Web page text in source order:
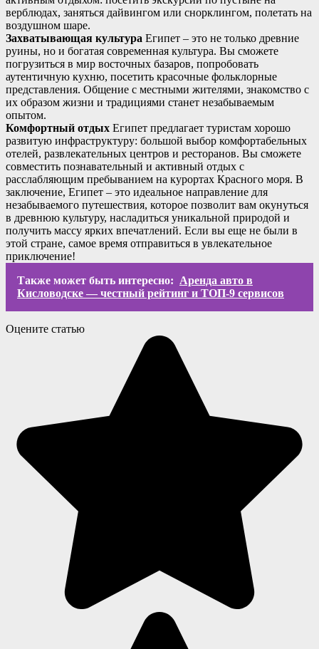
верблюдах, заняться дайвингом или снорклингом, полетать на
воздушном шаре.
Захватывающая культура Египет – это не только древние
руины, но и богатая современная культура. Вы сможете
погрузиться в мир восточных базаров, попробовать
аутентичную кухню, посетить красочные фольклорные
представления. Общение с местными жителями, знакомство с
их образом жизни и традициями станет незабываемым
опытом.
Комфортный отдых Египет предлагает туристам хорошо
развитую инфраструктуру: большой выбор комфортабельных
отелей, развлекательных центров и ресторанов. Вы сможете
совместить познавательный и активный отдых с
расслабляющим пребыванием на курортах Красного моря. В
заключение, Египет – это идеальное направление для
незабываемого путешествия, которое позволит вам окунуться
в древнюю культуру, насладиться уникальной природой и
получить массу ярких впечатлений. Если вы еще не были в
этой стране, самое время отправиться в увлекательное
приключение!
Также может быть интересно: Аренда авто в
Кисловодске — честный рейтинг и ТОП-9 сервисов
Оцените статью